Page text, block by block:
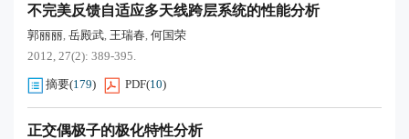
不完美反馈自适应多天线跨层系统的性能分析
郭丽丽, 岳殿武, 王瑞春, 何国荣
2012, 27(2): 389-395.
摘要(179) PDF(10)
正交偶极子的极化特性分析